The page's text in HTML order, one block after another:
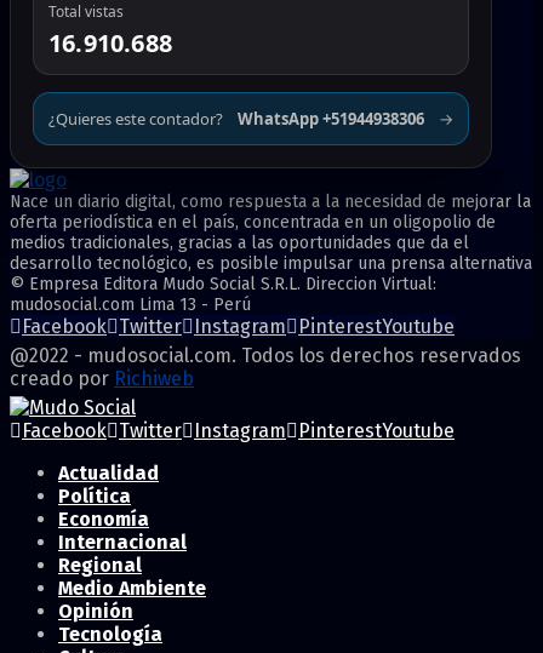
Total vistas
16.910.688
¿Quieres este contador? WhatsApp +51944938306 →
Nace un diario digital, como respuesta a la necesidad de mejorar la
oferta periodística en el país, concentrada en un oligopolio de
medios tradicionales, gracias a las oportunidades que da el
desarrollo tecnológico, es posible impulsar una prensa alternativa
© Empresa Editora Mudo Social S.R.L. Direccion Virtual:
mudosocial.com Lima 13 - Perú
Facebook Twitter Instagram PinterestYoutube
@2022 - mudosocial.com. Todos los derechos reservados
creado por Richiweb
Facebook Twitter Instagram PinterestYoutube
Actualidad
Política
Economía
Internacional
Regional
Medio Ambiente
Opinión
Tecnología